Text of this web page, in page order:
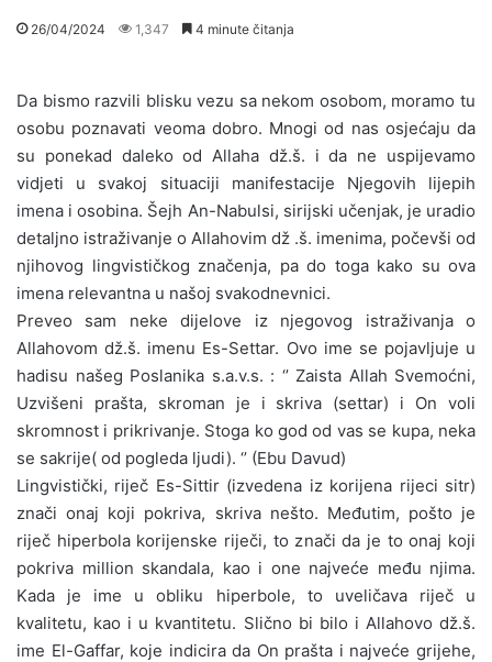
26/04/2024 1,347 4 minute čitanja
Da bismo razvili blisku vezu sa nekom osobom, moramo tu
osobu poznavati veoma dobro. Mnogi od nas osjećaju da
su ponekad daleko od Allaha dž.š. i da ne uspijevamo
vidjeti u svakoj situaciji manifestacije Njegovih lijepih
imena i osobina. Šejh An-Nabulsi, sirijski učenjak, je uradio
detaljno istraživanje o Allahovim dž .š. imenima, počevši od
njihovog lingvističkog značenja, pa do toga kako su ova
imena relevantna u našoj svakodnevnici.
Preveo sam neke dijelove iz njegovog istraživanja o
Allahovom dž.š. imenu Es-Settar. Ovo ime se pojavljuje u
hadisu našeg Poslanika s.a.v.s. : ‘’ Zaista Allah Svemoćni,
Uzvišeni prašta, skroman je i skriva (settar) i On voli
skromnost i prikrivanje. Stoga ko god od vas se kupa, neka
se sakrije( od pogleda ljudi). ‘’ (Ebu Davud)
Lingvistički, riječ Es-Sittir (izvedena iz korijena rijeci sitr)
znači onaj koji pokriva, skriva nešto. Međutim, pošto je
riječ hiperbola korijenske riječi, to znači da je to onaj koji
pokriva million skandala, kao i one najveće među njima.
Kada je ime u obliku hiperbole, to uveličava riječ u
kvalitetu, kao i u kvantitetu. Slično bi bilo i Allahovo dž.š.
ime El-Gaffar, koje indicira da On prašta i najveće grijehe,